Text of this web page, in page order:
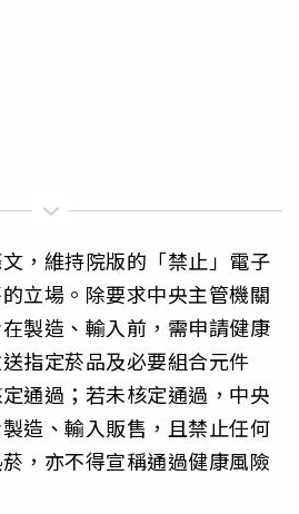
，維持院版的「禁止」電子
立場。除要求中央主管機關
製造、輸入前，需申請健康
指定菸品及必要組合元件
定通過；若未核定通過，中央
造、輸入販售，且禁止任何
，亦不得宣稱通過健康風險